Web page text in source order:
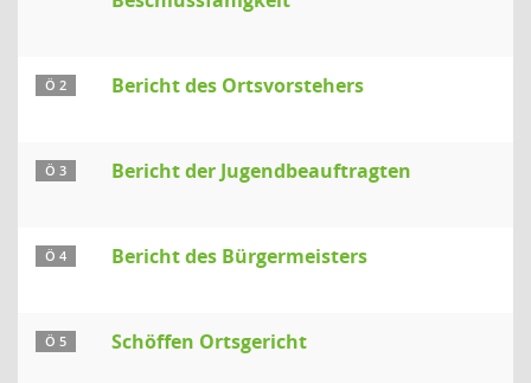
Ö 2 Bericht des Ortsvorstehers
Ö 3 Bericht der Jugendbeauftragten
Ö 4 Bericht des Bürgermeisters
Ö 5 Schöffen Ortsgericht